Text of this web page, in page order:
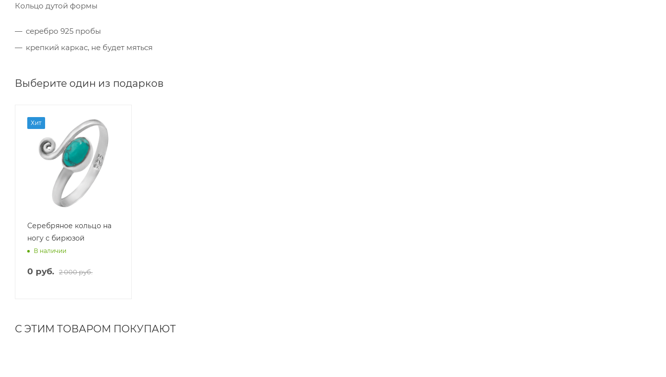
Кольцо дутой формы
серебро 925 пробы
крепкий каркас, не будет мяться
Выберите один из подарков
Хит
Серебряное кольцо на
ногу с бирюзой
В наличии
0 руб. 2 000 руб.
С ЭТИМ ТОВАРОМ ПОКУПАЮТ